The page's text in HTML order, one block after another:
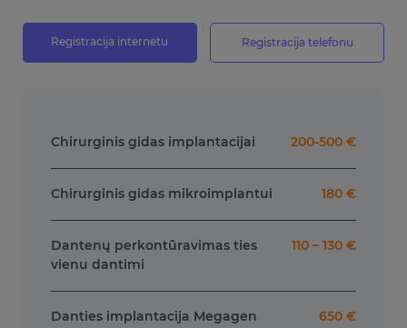
Registracija internetu Registracija telefonu
Chirurginis gidas implantacijai 200-500 €
Chirurginis gidas mikroimplantui 180 €
Dantenų perkontūravimas ties
vienu dantimi
110 – 130 €
Danties implantacija Megagen
650 €